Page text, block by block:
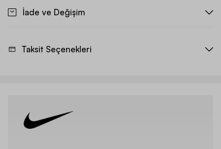
İade ve Değişim
Taksit Seçenekleri